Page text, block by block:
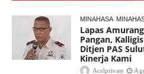
MINAHASA
Lapas
Pangan,
Ditjen PAS
Kinerja Kami
Acelprivate